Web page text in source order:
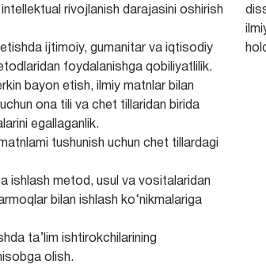
rivojlanish darajasini oshirish
ijtimoiy, gumanitar va iqtisodiy
foydalanishga qobiliyatlilik.
bayon etish, ilmiy matnlar bilan
ona tili va chet tillaridan birida
egallaganlik.
tushunish uchun chet tillardagi
ishlash metod, usul va vositalaridan
bilan ishlash ko‘nikmalariga
ta’lim ishtirokchilarining
olish.